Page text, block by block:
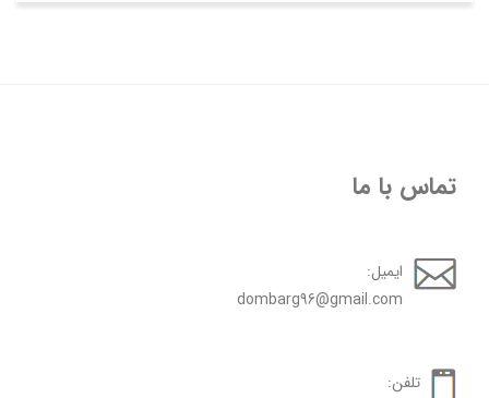
تماس با ما
ایمیل:
dombarg96@gmail.com
تلفن: